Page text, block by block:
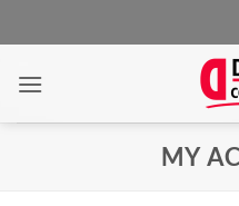
au
MY